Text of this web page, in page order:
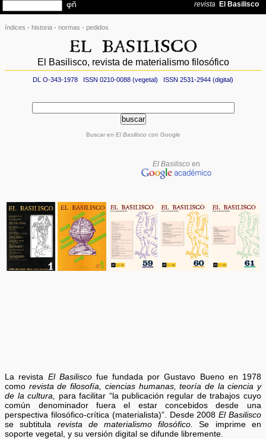
índices ·historia ·normas ·pedidos
El Basilisco, revista de materialismo filosófico
DL O-343-1978 ISSN 0210-0088 (vegetal) ISSN 2531-2944 (digital)
Buscar en El Basilisco con Google
El Basilisco en
La revista El Basiliscofue fundada por Gustavo Bueno en 1978
como revista de filosofía, ciencias humanas, teoría de la ciencia y
de la cultura,
para facilitar “la publicación regular de trabajos cuyo
común denominador fuera el estar concebidos desde una
perspectiva filosófico-crítica (materialista)”. Desde 2008El Basilisco
se subtitula revista de materialismo filosófico.Se imprime en
soporte vegetal, y su versión digital se difunde libremente.